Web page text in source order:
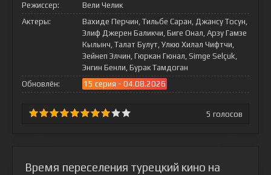
Режиссер:
Вели Челик
Актеры:
Вахиде Перчин, Тильбе Саран, Джансу Тосун,
Элиф Джерен Баликчи, Биге Онал, Арзу Гамзе
Кылынч, Талат Булут, Улкю Хилал Чифтчи,
Зейнеп Элчин, Гюркан Гюнал, Simge Selçuk,
Энгин Бенли, Бурак Тамдоган
Обновлён:
15 серия - 04.08.2026
5 голосов
Время переселения турецкий кино на